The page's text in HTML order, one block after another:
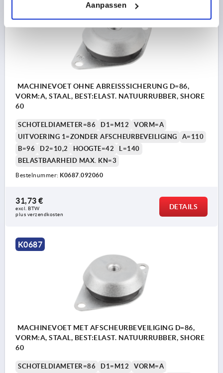
Aanpassen
MACHINEVOET OHNE ABREISSSICHERUNG D=86,
VORM:A, STAAL, BEST:ELAST. NATUURRUBBER, SHORE
60
SCHOTELDIAMETER=86 D1=M12
VORM=A
UITVOERING 1=ZONDER AFSCHEURBEVEILIGING
A=110
B=96
D2=10,2 HOOGTE=42
L=140
BELASTBAARHEID MAX. KN=3
Bestelnummer: K0687.092060
31,73 €
excl. BTW
plus verzendkosten
DETAILS
K0687
MACHINEVOET MET AFSCHEURBEVEILIGING D=86,
VORM:A, STAAL, BEST:ELAST. NATUURRUBBER, SHORE
60
SCHOTELDIAMETER=86 D1=M12 VORM=A